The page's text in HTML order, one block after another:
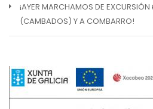
¡AYER MARCHAMOS DE EXCURSIÓN
(CAMBADOS) Y A COMBARRO!